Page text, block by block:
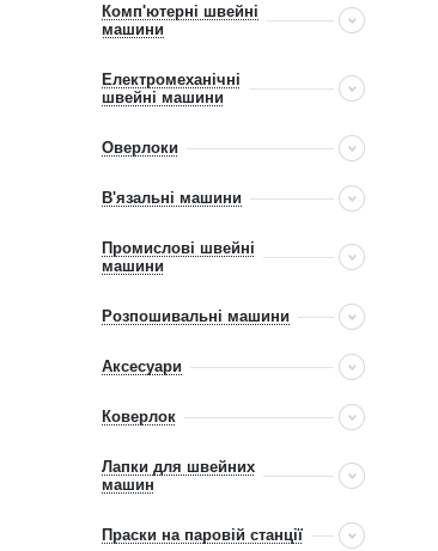
Комп'ютерні швейні
машини
Електромеханічні
швейні машини
Оверлоки
В'язальні машини
Промислові швейні
машини
Розпошивальні машини
Аксесуари
Коверлок
Лапки для швейних
машин
Праски на паровій станції